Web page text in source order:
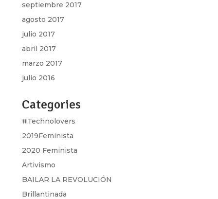
septiembre 2017
agosto 2017
julio 2017
abril 2017
marzo 2017
julio 2016
Categories
#Technolovers
2019Feminista
2020 Feminista
Artivismo
BAILAR LA REVOLUCIÓN
Brillantinada